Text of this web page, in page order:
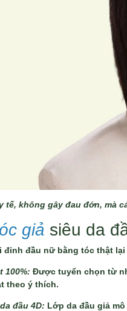
tế, không gây đau đớn, mà
giả siêu da
đỉnh đầu nữ bằng tóc thật
100%: Được tuyển chọn từ
theo ý thích.
đầu 4D: Lớp da đầu giả